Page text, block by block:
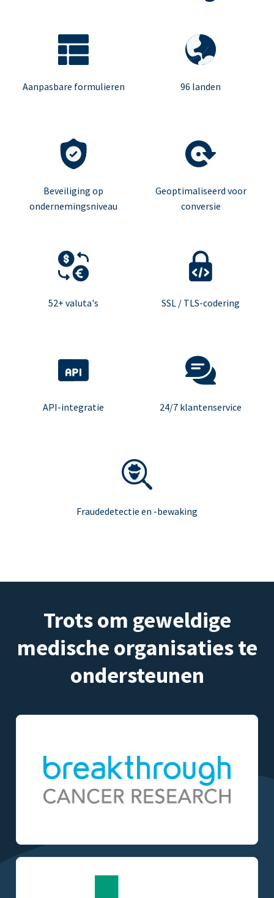
Aanpasbare formulieren 96 landen
Beveiliging op
ondernemingsniveau
Geoptimaliseerd voor
conversie
52+ valuta's SSL / TLS-codering
API-integratie 24/7 klantenservice
Fraudedetectie en -bewaking
Trots om geweldige
medische organisaties te
ondersteunen